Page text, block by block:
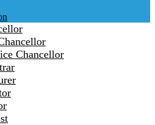
Chancellor